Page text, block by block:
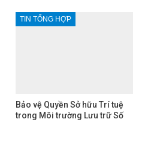
TIN TỔNG HỢP
Bảo vệ Quyền Sở hữu Trí tuệ
trong Môi trường Lưu trữ Số